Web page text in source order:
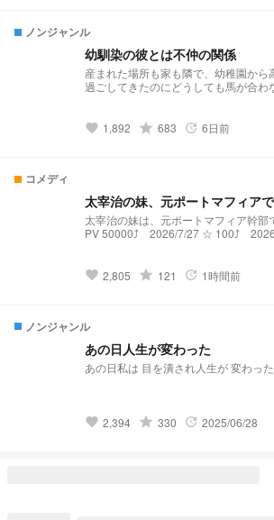
ノンジャンル
幼馴染の彼とは不仲の関係
産まれた場所も家も隣で、幼稚園か
過ごしてきたのにどうしても馬が合わない
favorite 1,892 grade 683 update 6日前
コメディ
太宰治の妹、元ポートマフィア
太宰治の妹は、元ポートマフィア幹部
PV 50000⤴ 2026/7/27 ☆ 100⤴
favorite 2,805 grade 121 update 1時間前
ノンジャンル
あの日人生が変わった
あの日私は 目を潰され人生が 変わった
favorite 2,394 grade 330 update 2025/06/28